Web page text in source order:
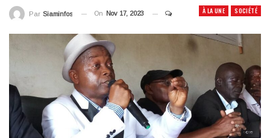
À LA UNE SOCIÉTÉ
Par Siaminfos On Nov 17, 2023